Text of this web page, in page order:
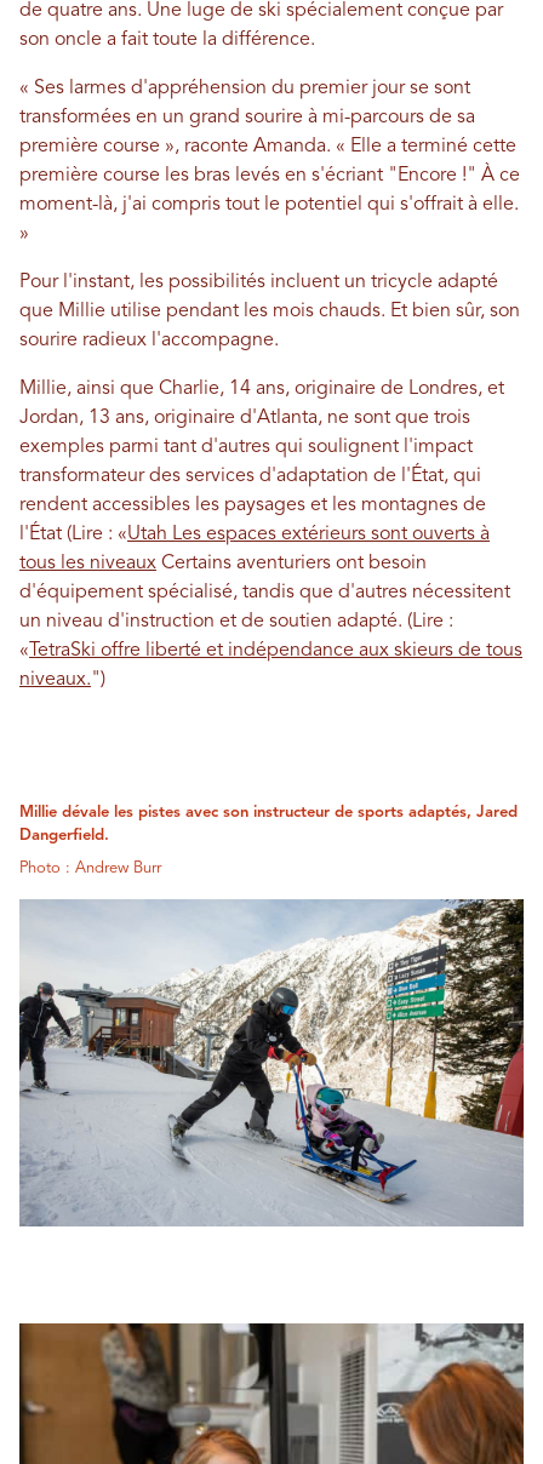
de quatre ans. Une luge de ski spécialement conçue par
son oncle a fait toute la différence.
« Ses larmes d'appréhension du premier jour se sont
transformées en un grand sourire à mi-parcours de sa
première course », raconte Amanda. « Elle a terminé cette
première course les bras levés en s'écriant "Encore !" À ce
moment-là, j'ai compris tout le potentiel qui s'offrait à elle.
»
Pour l'instant, les possibilités incluent un tricycle adapté
que Millie utilise pendant les mois chauds. Et bien sûr, son
sourire radieux l'accompagne.
Millie, ainsi que Charlie, 14 ans, originaire de Londres, et
Jordan, 13 ans, originaire d'Atlanta, ne sont que trois
exemples parmi tant d'autres qui soulignent l'impact
transformateur des services d'adaptation de l'État, qui
rendent accessibles les paysages et les montagnes de
l'État (Lire : «Utah Les espaces extérieurs sont ouverts à
tous les niveaux Certains aventuriers ont besoin
d'équipement spécialisé, tandis que d'autres nécessitent
un niveau d'instruction et de soutien adapté. (Lire :
« TetraSki offre liberté et indépendance aux skieurs de tous
niveaux.")
Millie dévale les pistes avec son instructeur de sports adaptés, Jared
Dangerfield.
Photo : Andrew Burr